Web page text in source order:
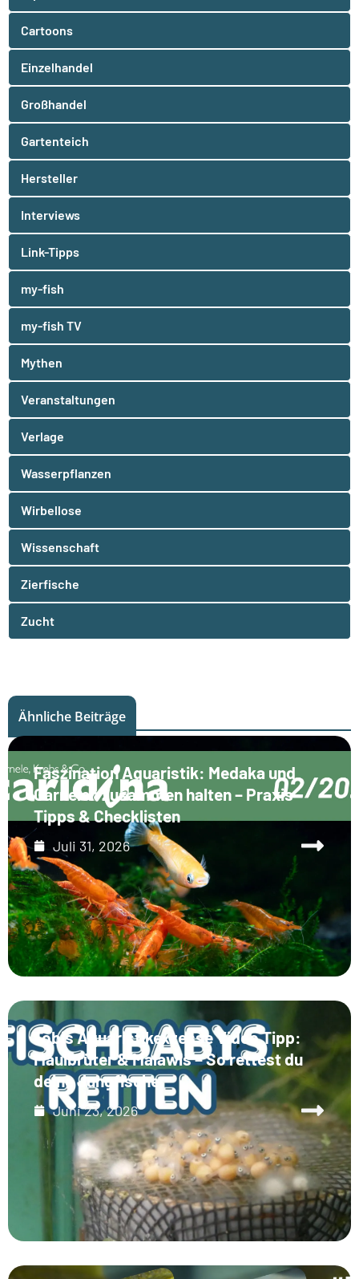
Cartoons
Einzelhandel
Großhandel
Gartenteich
Hersteller
Interviews
Link-Tipps
my-fish
my-fish TV
Mythen
Veranstaltungen
Verlage
Wasserpflanzen
Wirbellose
Wissenschaft
Zierfische
Zucht
Ähnliche Beiträge
Faszination Aquaristik: Medaka und
Garnelen zusammen halten – Praxis-
Tipps & Checklisten
Juli 31, 2026
Tobis Aquaristikexzesse Video Tipp:
Maulbrüter & Malawis – So rettest du
deine Jungfische
Juni 23, 2026